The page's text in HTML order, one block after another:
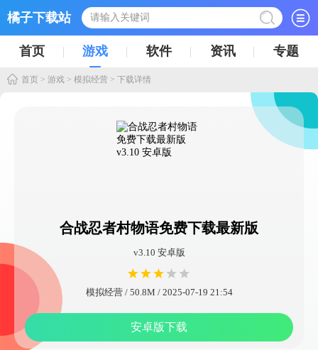
橘子下载站
首页 游戏 软件 资讯 专题
首页 > 游戏 > 模拟经营 > 下载详情
合战忍者村物语免费下载最新版
v3.10 安卓版
模拟经营 / 50.8M / 2025-07-19 21:54
安卓版下载